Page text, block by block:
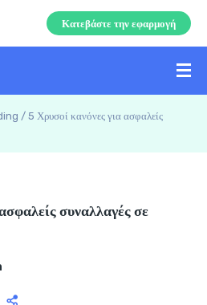
Κατεβάστε την εφαρμογή
/ 5 Χρυσοί κανόνες για ασφαλείς
συναλλαγές σε